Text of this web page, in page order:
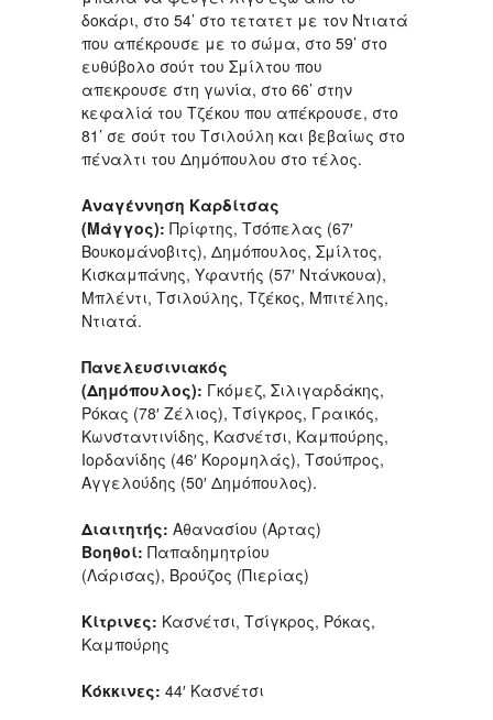
δοκάρι, στο 54’ στο τετατετ με τον Ντιατά
που απέκρουσε με το σώμα, στο 59’ στο
ευθύβολο σούτ του Σμίλτου που
απεκρουσε στη γωνία, στο 66’ στην
κεφαλίά του Τζέκου που απέκρουσε, στο
81’ σε σούτ του Τσιλούλη και βεβαίως στο
πέναλτι του Δημόπουλου στο τέλος.
Αναγέννηση Καρδίτσας
(Μάγγος): Πρίφτης, Τσόπελας (67′
Βουκομάνοβιτς), Δημόπουλος, Σμίλτος,
Κισκαμπάνης, Υφαντής (57′ Ντάνκουα),
Μπλέντι, Τσιλούλης, Τζέκος, Μπιτέλης,
Ντιατά.
Πανελευσινιακός
(Δημόπουλος): Γκόμεζ, Σιλιγαρδάκης,
Ρόκας (78′ Ζέλιος), Τσίγκρος, Γραικός,
Κωνσταντινίδης, Κασνέτσι, Καμπούρης,
Ιορδανίδης (46′ Κορομηλάς), Τσούπρος,
Αγγελούδης (50′ Δημόπουλος).
Διαιτητής: Αθανασίου (Αρτας)
Βοηθοί: Παπαδημητρίου
(Λάρισας), Βρούζος (Πιερίας)
Κίτρινες: Κασνέτσι, Τσίγκρος, Ρόκας,
Καμπούρης
Κόκκινες: 44′ Κασνέτσι